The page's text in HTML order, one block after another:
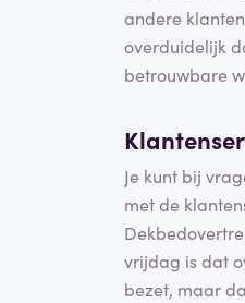
andere
overduidelijk
betrouwbare
Je kunt bij
met de
vrijdag is dat
bezet, maar